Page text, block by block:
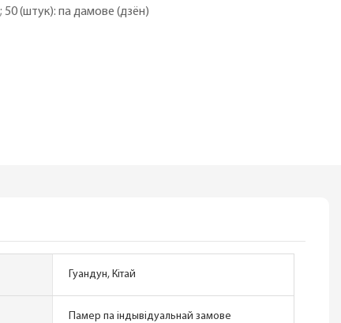
50 (штук): па дамове (дзён)
Гуандун, Кітай
Памер па індывідуальнай замове